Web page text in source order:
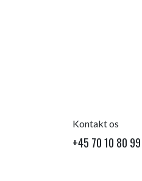
Kontakt os
+45 70 10 80 99